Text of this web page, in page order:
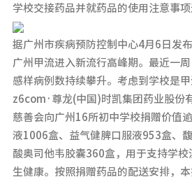
学校交接药品并就药品的使用注意事项
据广州市疾病预防控制中心4月6日发
广州甲流进入新流行高峰期。最近一
感样病例数持续攀升。考虑到学校是甲
z6com·尊龙(中国)时凯集团药业股份
慈善会向广州16所初中学校捐赠价值
液1006盒、益气健脾口服液953盒、
酸奥司他韦胶囊360盒，用于支持学校
生健康。按照捐赠药品的配送安排，